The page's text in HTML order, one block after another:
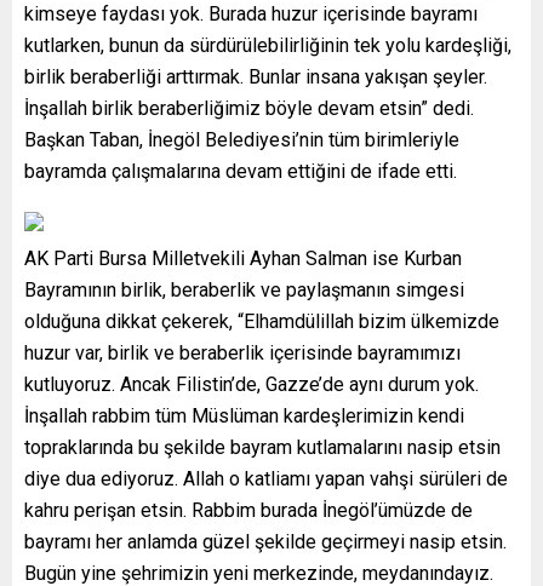
kimseye faydası yok. Burada huzur içerisinde bayramı
kutlarken, bunun da sürdürülebilirliğinin tek yolu kardeşliği,
birlik beraberliği arttırmak. Bunlar insana yakışan şeyler.
İnşallah birlik beraberliğimiz böyle devam etsin” dedi.
Başkan Taban, İnegöl Belediyesi’nin tüm birimleriyle
bayramda çalışmalarına devam ettiğini de ifade etti.
AK Parti Bursa Milletvekili Ayhan Salman ise Kurban
Bayramının birlik, beraberlik ve paylaşmanın simgesi
olduğuna dikkat çekerek, “Elhamdülillah bizim ülkemizde
huzur var, birlik ve beraberlik içerisinde bayramımızı
kutluyoruz. Ancak Filistin’de, Gazze’de aynı durum yok.
İnşallah rabbim tüm Müslüman kardeşlerimizin kendi
topraklarında bu şekilde bayram kutlamalarını nasip etsin
diye dua ediyoruz. Allah o katliamı yapan vahşi sürüleri de
kahru perişan etsin. Rabbim burada İnegöl’ümüzde de
bayramı her anlamda güzel şekilde geçirmeyi nasip etsin.
Bugün yine şehrimizin yeni merkezinde, meydanındayız.